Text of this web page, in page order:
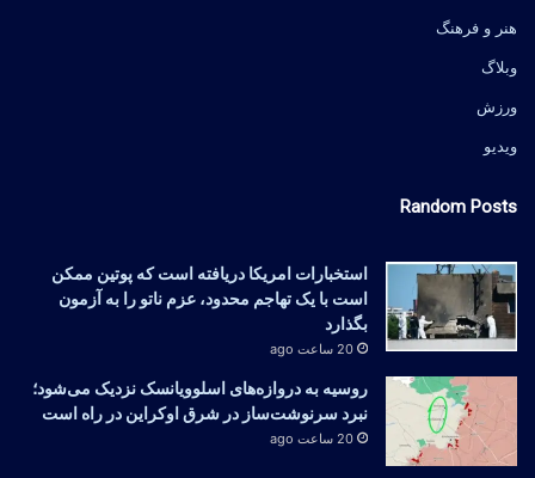
هنر و فرهنگ
وبلاگ
ورزش
ویدیو
Random Posts
استخبارات امریکا دریافته است که پوتین ممکن
است با یک تهاجم محدود، عزم ناتو را به آزمون
بگذارد
20 ساعت ago
روسیه به دروازه‌های اسلوویانسک نزدیک می‌شود؛
نبرد سرنوشت‌ساز در شرق اوکراین در راه است
20 ساعت ago